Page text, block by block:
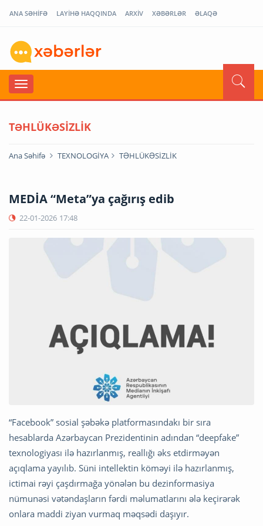
ANA SƏHİFƏ LAYİHƏ HAQQINDA ARXİV XƏBƏRLƏR ƏLAQƏ
TƏHLÜKƏSİZLİK
Ana Səhifə TEXNOLOGİYA TƏHLÜKƏSİZLİK
MEDİA “Meta”ya çağırış edib
22-01-2026 17:48
“Facebook” sosial şəbəkə platformasındakı bir sıra
hesablarda Azərbaycan Prezidentinin adından “deepfake”
texnologiyası ilə hazırlanmış, reallığı əks etdirməyən
açıqlama yayılıb. Süni intellektin köməyi ilə hazırlanmış,
ictimai rəyi çaşdırmağa yönələn bu dezinformasiya
nümunəsi vətəndaşların fərdi məlumatlarını ələ keçirərək
onlara maddi ziyan vurmaq məqsədi daşıyır.